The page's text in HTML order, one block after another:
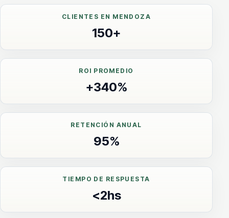
CLIENTES EN MENDOZA
150+
ROI PROMEDIO
+340%
RETENCIÓN ANUAL
95%
TIEMPO DE RESPUESTA
<2hs